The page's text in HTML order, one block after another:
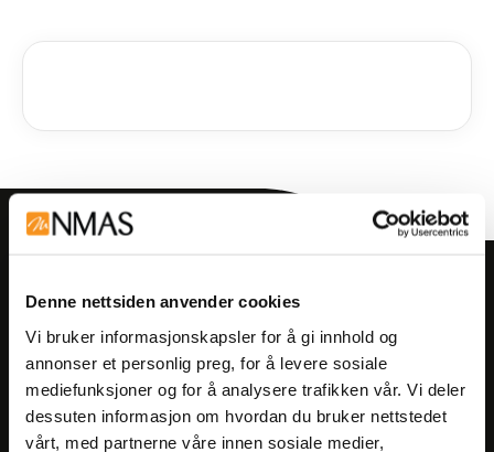
Denne nettsiden anvender cookies
Vi bruker informasjonskapsler for å gi innhold og
annonser et personlig preg, for å levere sosiale
mediefunksjoner og for å analysere trafikken vår. Vi deler
dessuten informasjon om hvordan du bruker nettstedet
vårt, med partnerne våre innen sosiale medier,
Meld deg på vårt nyhetsbrev!
arrangementer og kampanjer.
Meld på nyhetsbrev